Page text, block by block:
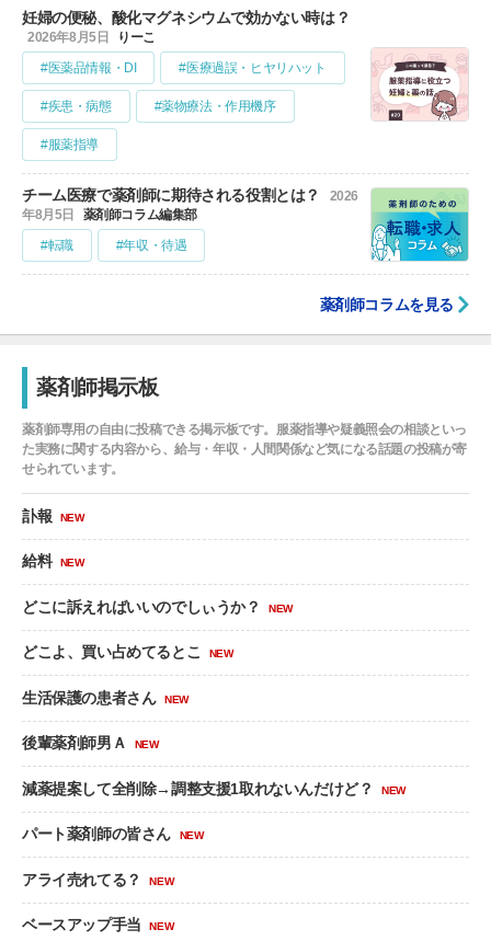
妊婦の便秘、酸化マグネシウムで効かない時は？
2026年8月5日
りーこ
#医薬品情報・DI
#医療過誤・ヒヤリハット
#疾患・病態 #薬物療法・作用機序
#服薬指導
チーム医療で薬剤師に期待される役割とは？
2026
年8月5日
薬剤師コラム編集部
#転職
#年収・待遇
薬剤師コラムを見る
薬剤師掲示板
薬剤師専用の自由に投稿できる掲示板です。服薬指導や疑義照会の相談といっ
た実務に関する内容から、給与・年収・人間関係など気になる話題の投稿が寄
せられています。
訃報 NEW
給料 NEW
どこに訴えればいいのでしぃうか？ NEW
どこよ、買い占めてるとこ NEW
生活保護の患者さん NEW
後輩薬剤師男Ａ NEW
減薬提案して全削除→調整支援1取れないんだけど？ NEW
パート薬剤師の皆さん NEW
アライ売れてる？ NEW
ベースアップ手当 NEW